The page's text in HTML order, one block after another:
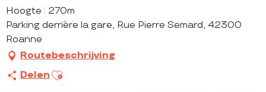
Hoogte : 270m
Parking derrière la gare, Rue Pierre Semard, 42300
Roanne
Routebeschrijving
Delen Ajouter aux favoris